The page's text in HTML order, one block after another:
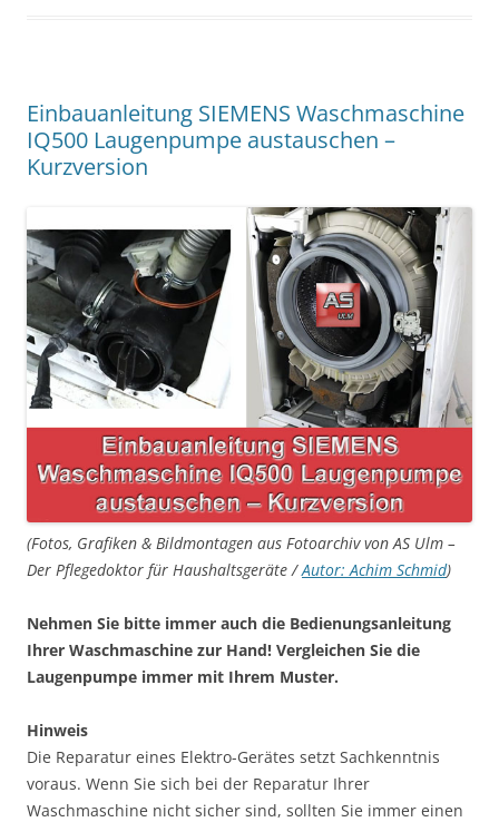
Einbauanleitung SIEMENS Waschmaschine
IQ500 Laugenpumpe austauschen –
Kurzversion
(Fotos, Grafiken & Bildmontagen aus Fotoarchiv von AS Ulm –
Der Pflegedoktor für Haushaltsgeräte /Autor: Achim Schmid)
Nehmen Sie bitte immer auch die Bedienungsanleitung
Ihrer Waschmaschine zur Hand! Vergleichen Sie die
Laugenpumpe immer mit Ihrem Muster.
Hinweis
Die Reparatur eines Elektro-Gerätes setzt Sachkenntnis
voraus. Wenn Sie sich bei der Reparatur Ihrer
Waschmaschine nicht sicher sind, sollten Sie immer einen